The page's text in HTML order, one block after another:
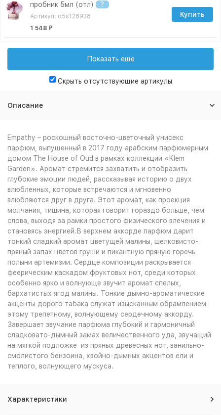
пробник 5мл (отл) ?
Артикул: o5s128938
1 548 ₽
Купить
Артикул: o10s128938
2 666
пробник 15мл (отл)
Артикул: 1694603102
5 590 ₽
Купить
парфюмерная вода 75мл
Артикул: 112298
12 642
₽
Купить
Показать еще
Скрыть отсутствующие артикулы
Описание
Empathy – роскошный восточно-цветочный унисекс
парфюм, выпущенный в 2017 году арабским парфюмерным
домом The House of Oud в рамках коллекции «Klem
Garden». Аромат стремится захватить и отобразить
глубокие эмоции людей, рассказывая историю о двух
влюбленных, которые встречаются и мгновенно
влюбляются друг в друга. Этот аромат, как проекция
молчания, тишина, которая говорит гораздо больше, чем
слова, выходя за рамки простого физического влечения и
становясь энергией.В верхнем аккорде парфюм дарит
тонкий сладкий аромат цветущей малины, шелковисто-
пряный запах цветов груши и пикантную пряную горечь
полыни артемизии. Сердце композиции раскрывается
феерическим каскадом фруктовых нот, среди которых
особенно ярко и волнующе звучит аромат спелых,
бархатистых ягод малины. Тонкие дымно-ароматические
акценты дорого табака служат изысканным обрамлением
этому трепетному, волнующему сердечному аккорду.
Завершает звучание парфюма глубокий и гармоничный
сладковато-дымный замах величественного уда, звучащий
на мягкой подложке из пряных древесных нот, ванильно-
смолистого бензоина, хвойно-дымных акцентов ели и
теплого, волнующего мускуса.
Характеристики